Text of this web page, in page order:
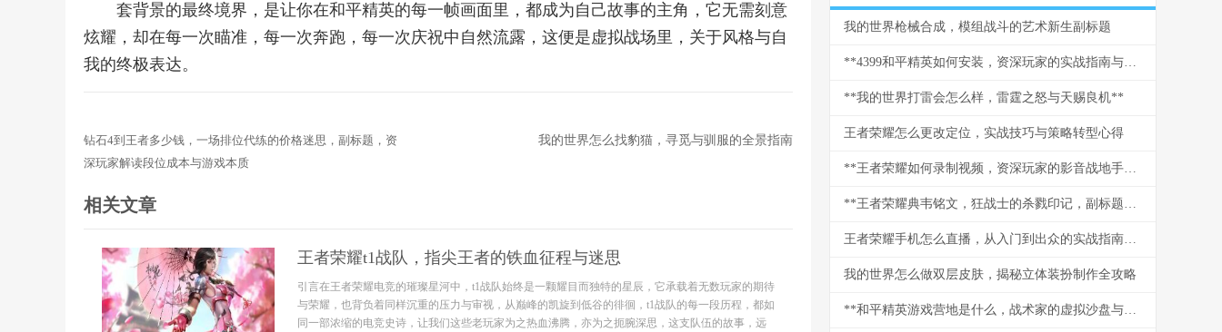
套背景的最终境界，是让你在和平精英的每一帧画面里，都成为自己故事的主角，它无需刻意
炫耀，却在每一次瞄准，每一次奔跑，每一次庆祝中自然流露，这便是虚拟战场里，关于风格与自
我的终极表达。
钻石4到王者多少钱，一场排位代练的价格迷思，副标题，资
深玩家解读段位成本与游戏本质
我的世界怎么找豹猫，寻觅与驯服的全景指南
相关文章
王者荣耀t1战队，指尖王者的铁血征程与迷思
引言在王者荣耀电竞的璀璨星河中，t1战队始终是一颗耀目而独特的星辰，它承载着无数玩家的期待
与荣耀，也背负着同样沉重的压力与审视，从巅峰的凯旋到低谷的徘徊，t1战队的每一段历程，都如
同一部浓缩的电竞史诗，让我们这些老玩家为之热血沸腾，亦为之扼腕深思，这支队伍的故事，远
我的世界枪械合成，模组战斗的艺术新生副标题
**4399和平精英如何安装，资深玩家的实战指南与心得副标题**
**我的世界打雷会怎么样，雷霆之怒与天赐良机**
王者荣耀怎么更改定位，实战技巧与策略转型心得
**王者荣耀如何录制视频，资深玩家的影音战地手册**
**王者荣耀典韦铭文，狂战士的杀戮印记，副标题野蛮力量的终极承载**
王者荣耀手机怎么直播，从入门到出众的实战指南，副标题，资深玩家带你玩转移动端直播
我的世界怎么做双层皮肤，揭秘立体装扮制作全攻略
**和平精英游戏营地是什么，战术家的虚拟沙盘与社交枢纽**